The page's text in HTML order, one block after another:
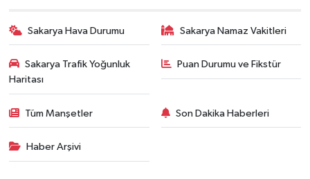
Sakarya Hava Durumu Sakarya Namaz Vakitleri
Sakarya Trafik Yoğunluk
Haritası
Puan Durumu ve Fikstür
Tüm Manşetler Son Dakika Haberleri
Haber Arşivi